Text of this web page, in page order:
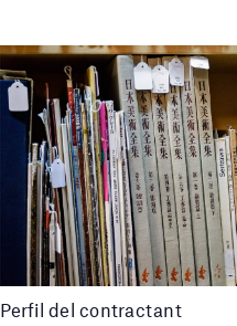
Perfil del contractant